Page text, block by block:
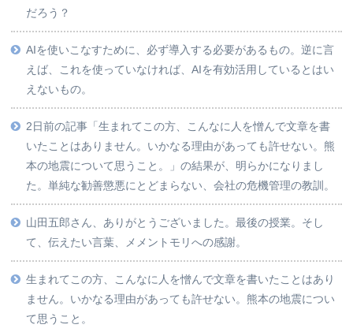
だろう？
AIを使いこなすために、必ず導入する必要があるもの。逆に言
えば、これを使っていなければ、AIを有効活用しているとはい
えないもの。
2日前の記事「生まれてこの方、こんなに人を憎んで文章を書
いたことはありません。いかなる理由があっても許せない。熊
本の地震について思うこと。」の結果が、明らかになりまし
た。単純な勧善懲悪にとどまらない、会社の危機管理の教訓。
山田五郎さん、ありがとうございました。最後の授業。そし
て、伝えたい言葉、メメントモリへの感謝。
生まれてこの方、こんなに人を憎んで文章を書いたことはあり
ません。いかなる理由があっても許せない。熊本の地震につい
て思うこと。